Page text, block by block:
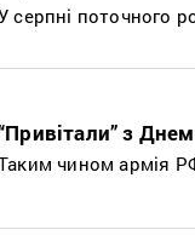
серпні поточного
з
чином армія